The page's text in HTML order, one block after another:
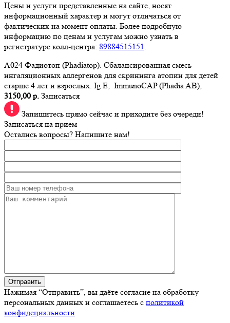
Цены и услуги представленные на сайте, носят
информационный характер и могут отличаться от
фактических на момент оплаты. Более подробную
информацию по ценам и услугам можно узнать в
регистратуре колл-центра: 89884515151.
A024 Фадиотоп (Phadiatop). Сбалансированная смесь
ингаляционных аллергенов для скрининга атопии для детей
старше 4 лет и взрослых. Ig E, ImmunoCAP (Phadia AB),
3150,00 р. Записаться
Запишитесь прямо сейчас и приходите без очереди!
Записаться на прием
Остались вопросы? Напишите нам!
Нажимая “Отправить”, вы даёте согласие на обработку
персональных данных и соглашаетесь с политикой
конфидециальности